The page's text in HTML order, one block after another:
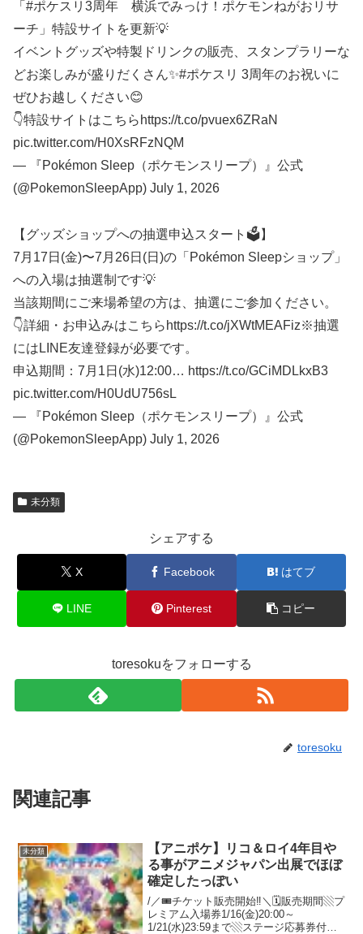
「#ポケスリ3周年 横浜でみっけ！ポケモンねがおリサ
ーチ」特設サイトを更新💡
イベントグッズや特製ドリンクの販売、スタンプラリーな
どお楽しみが盛りだくさん✨#ポケスリ 3周年のお祝いに
ぜひお越しください😊
👇特設サイトはこちらhttps://t.co/pvuex6ZRaN
pic.twitter.com/H0XsRFzNQM
— 『Pokémon Sleep（ポケモンスリープ）』公式
(@PokemonSleepApp) July 1, 2026
【グッズショップへの抽選申込スタート🗳️】
7月17日(金)〜7月26日(日)の「Pokémon Sleepショップ」
への入場は抽選制です💡
当該期間にご来場希望の方は、抽選にご参加ください。
👇詳細・お申込みはこちらhttps://t.co/jXWtMEAFiz※抽選
にはLINE友達登録が必要です。
申込期間：7月1日(水)12:00… https://t.co/GCiMDLkxB3
pic.twitter.com/H0UdU756sL
— 『Pokémon Sleep（ポケモンスリープ）』公式
(@PokemonSleepApp) July 1, 2026
未分類
シェアする
X Facebook はてブ
LINE Pinterest コピー
toresokuをフォローする
toresoku
関連記事
未分類
【アニポケ】リコ＆ロイ4年目や
る事がアニメジャパン出展でほぼ
確定したっぽい
/／🎟️チケット販売開始‼️＼🗓️販売期間▧プ
レミアム入場券1/16(金)20:00～
1/21(水)23:59まで▧ステージ応募券付入